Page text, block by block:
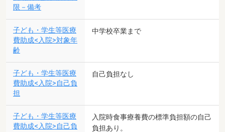
限－備考
子ども・学生等医療
費助成<入院>対象年
齢
中学校卒業まで
子ども・学生等医療
費助成<入院>自己負
担
自己負担なし
子ども・学生等医療
費助成<入院>自己負
入院時食事療養費の標準負担額の自己
負担あり。